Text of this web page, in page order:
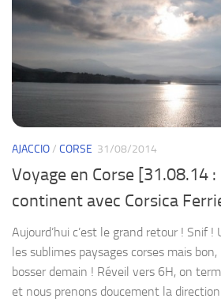
AJACCIO/ CORSE 31/08/2014
Voyage en Corse [31.08.14
continent avec Corsica
Aujourd’hui c’est le grand retour ! Snif
les sublimes paysages corses mais
bosser demain ! Réveil vers 6H, on
et nous prenons doucement la